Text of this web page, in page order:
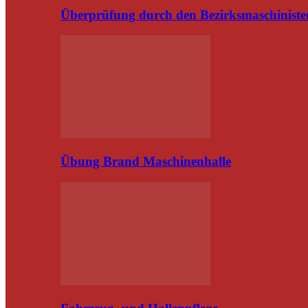
Überprüfung durch den
Übung Brand Maschinenhalle